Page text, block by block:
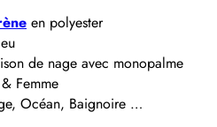
en polyester
de nage avec monopalme
Femme
Océan, Baignoire …